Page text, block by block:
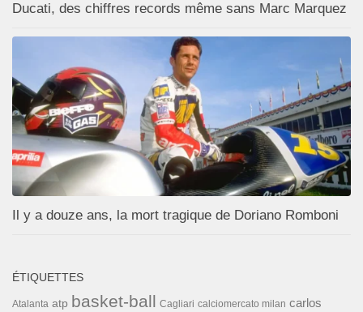
Ducati, des chiffres records même sans Marc Marquez
Il y a douze ans, la mort tragique de Doriano Romboni
ÉTIQUETTES
Atalanta atp basket-ball Cagliari calciomercato milan carlos